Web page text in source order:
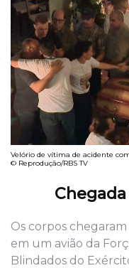
Velório de vítima de acidente
© Reprodução/RBS TV
Os corpos
em um avião da
Blindados do